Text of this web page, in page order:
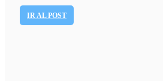
IR AL POST